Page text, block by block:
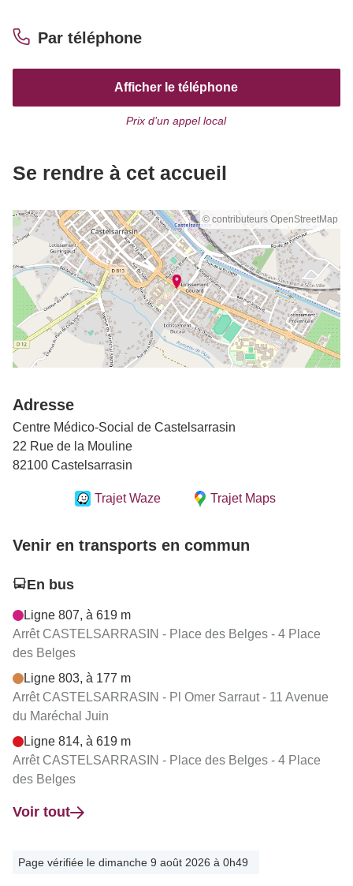
Par téléphone
Afficher le téléphone
Prix d’un appel local
Se rendre à cet accueil
© contributeurs OpenStreetMap
Adresse
Centre Médico-Social de Castelsarrasin
22 Rue de la Mouline
82100 Castelsarrasin
Trajet Waze Trajet Maps
Venir en transports en commun
En bus
Ligne 807, à 619 m
Arrêt CASTELSARRASIN - Place des Belges - 4 Place
des Belges
Ligne 803, à 177 m
Arrêt CASTELSARRASIN - Pl Omer Sarraut - 11 Avenue
du Maréchal Juin
Ligne 814, à 619 m
Arrêt CASTELSARRASIN - Place des Belges - 4 Place
des Belges
Voir tout
Page vérifiée le dimanche 9 août 2026 à 0h49